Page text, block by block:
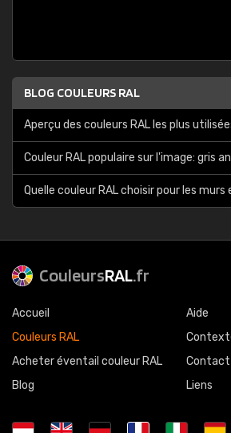
BLOG COULEURS RAL
Aperçu des couleurs RAL les plus
Couleur RAL populaire sur l'image: gris
Quelle couleur RAL choisir pour les
CouleursRAL.fr
Accueil
Couleurs RAL
Acheter éventail couleur RAL
Blog
Aide
Contact
Liens